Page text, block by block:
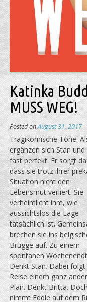
Katinka
MUSS WEG!
Posted onAugust 31, 2017
Tragikomische Töne:
ergänzen sich Stan
fast perfekt: Er sorgt
dass sie trotz ihrer
Situation nicht den
Lebensmut verliert. Sie
verheimlicht ihm, wie
aussichtslos die Lage
tatsächlich ist.
brechen sie ins
Brügge auf. Zu einem
spontanen
Denkt Stan. Dabei folgt
Reise einem ganz
Plan. Denkt Britta.
nimmt Eddie auf dem